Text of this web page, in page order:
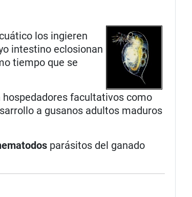
los ingieren
intestino eclosionan
tiempo que se
facultativos como
a gusanos adultos maduros
parásitos del ganado